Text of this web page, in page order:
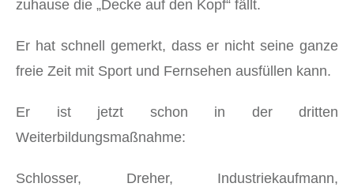
zuhause die „Decke auf den Kopf“ fällt.
Er hat schnell gemerkt, dass er nicht seine ganze
freie Zeit mit Sport und Fernsehen ausfüllen kann.
Er ist jetzt schon in der dritten
Weiterbildungsmaßnahme:
Schlosser, Dreher, Industriekaufmann,